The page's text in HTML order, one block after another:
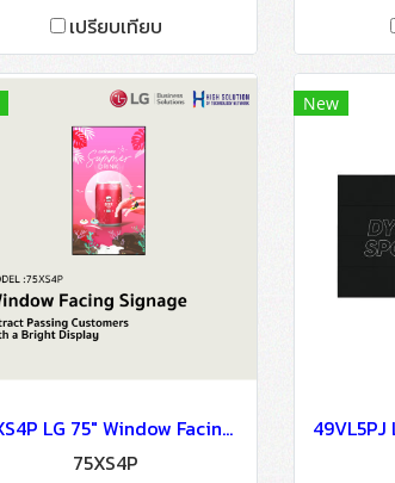
เปรียบเทียบ
75XS4P LG 75" Window Facing Signage OLED Signage Information Display
75XS4P
New